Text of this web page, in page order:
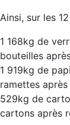
Ainsi, sur les
1 168kg de
bouteilles
1 919kg de
ramettes
529kg de
cartons après